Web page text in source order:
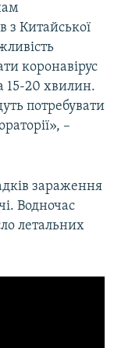
з Китайської
коронавірус
15-20 хвилин.
потребувати
–
зараження
Водночас
летальних